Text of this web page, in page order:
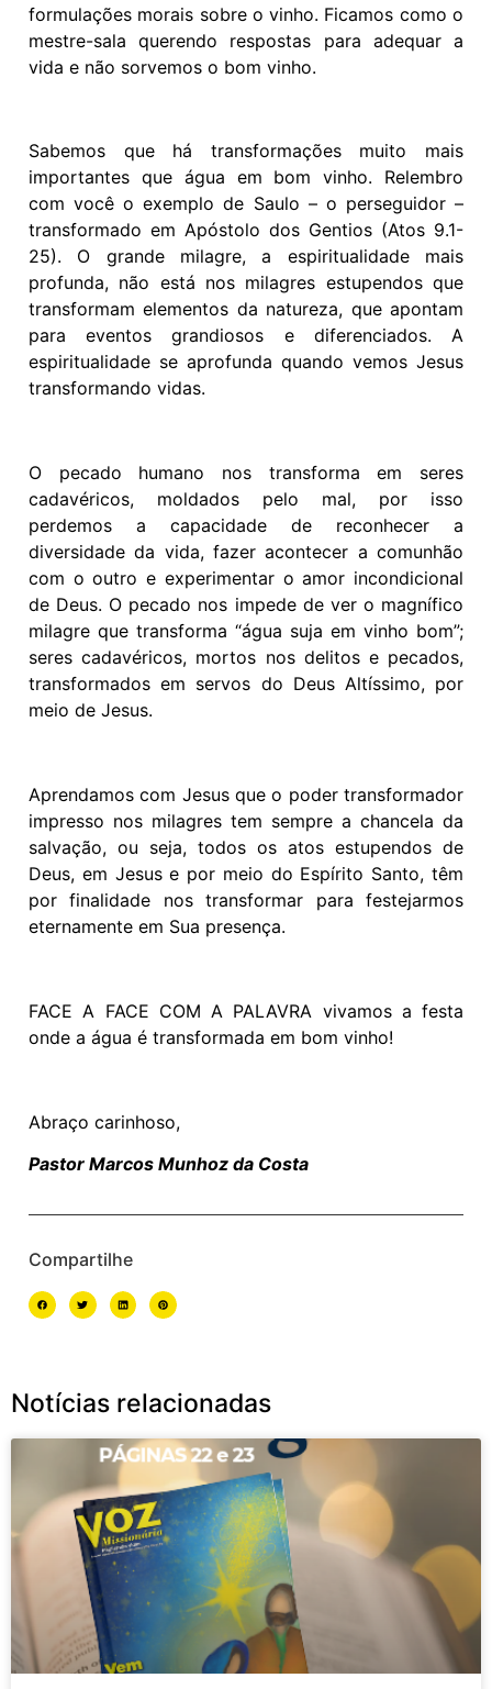
formulações morais sobre o vinho. Ficamos como o
mestre-sala querendo respostas para adequar a
vida e não sorvemos o bom vinho.
Sabemos que há transformações muito mais
importantes que água em bom vinho. Relembro
com você o exemplo de Saulo – o perseguidor –
transformado em Apóstolo dos Gentios (Atos 9.1-
25). O grande milagre, a espiritualidade mais
profunda, não está nos milagres estupendos que
transformam elementos da natureza, que apontam
para eventos grandiosos e diferenciados. A
espiritualidade se aprofunda quando vemos Jesus
transformando vidas.
O pecado humano nos transforma em seres
cadavéricos, moldados pelo mal, por isso
perdemos a capacidade de reconhecer a
diversidade da vida, fazer acontecer a comunhão
com o outro e experimentar o amor incondicional
de Deus. O pecado nos impede de ver o magnífico
milagre que transforma “água suja em vinho bom”;
seres cadavéricos, mortos nos delitos e pecados,
transformados em servos do Deus Altíssimo, por
meio de Jesus.
Aprendamos com Jesus que o poder transformador
impresso nos milagres tem sempre a chancela da
salvação, ou seja, todos os atos estupendos de
Deus, em Jesus e por meio do Espírito Santo, têm
por finalidade nos transformar para festejarmos
eternamente em Sua presença.
FACE A FACE COM A PALAVRA vivamos a festa
onde a água é transformada em bom vinho!
Abraço carinhoso,
Pastor Marcos Munhoz da Costa
Compartilhe
Notícias relacionadas